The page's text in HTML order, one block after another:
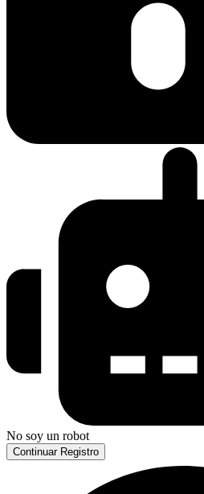
No soy un robot
Continuar Registro